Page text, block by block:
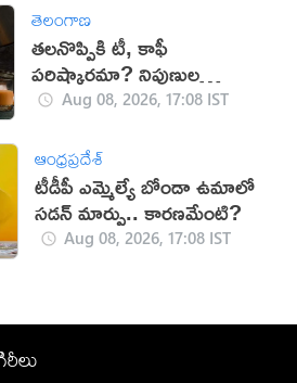
తెలంగాణ
తలనొప్పికి టీ, కాఫీ
పరిష్కారమా? నిపుణుల
సూచనలు ఇవే!
Aug 08, 2026, 17:08 IST
ఆంధ్రప్రదేశ్
టీడీపీ ఎమ్మెల్యే బోండా ఉమాలో
సడన్‌ మార్పు.. కారణమేంటి?
Aug 08, 2026, 17:08 IST